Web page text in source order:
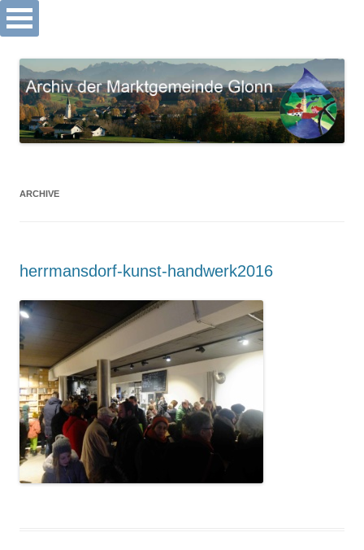
Suchen nach:
Archiv Markt Glonn
zum
Inhalt
ARCHIVE
herrmansdorf-kunst-handwerk2016